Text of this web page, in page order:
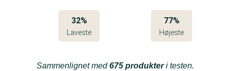
32%
Laveste
77%
Højeste
Sammenlignet med675 produkteri testen.